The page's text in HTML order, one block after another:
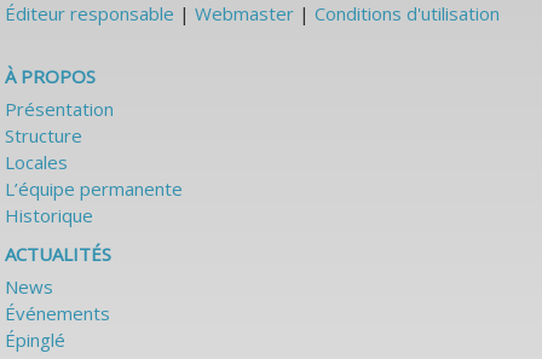
Éditeur responsable |Webmaster |Conditions d'utilisation
À PROPOS
Présentation
Structure
Locales
L’équipe permanente
Historique
ACTUALITÉS
News
Événements
Épinglé